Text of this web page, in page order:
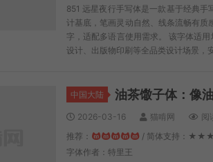
851 远星夜行手写体是一款基于经典
计基底，笔画灵动自然、线条流畅有
字，适配多语言使用需求。 该字体适
设计、出版物印刷等全品类设计场景，
中国大陆 油茶馓子体：像
2026-03-16 猫啃网 阅
推荐：
/ 简体支持：
字体作者：特里王